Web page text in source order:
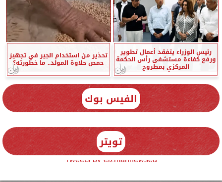
رئيس الوزراء يتفقد أعمال تطوير
ورفع كفاءة مستشفى رأس الحكمة
المركزي بمطروح
تحذير من استخدام الجير في تجهيز
حمص حلاوة المولد.. ما خطورته؟
الفيس بوك
تويتر
Tweets by elzmannewseg